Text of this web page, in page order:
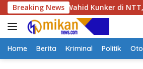
a
g
u
Breaking News
Nusron Wahid Kunker di NTT, Dorong
Home Berita Kriminal Politik